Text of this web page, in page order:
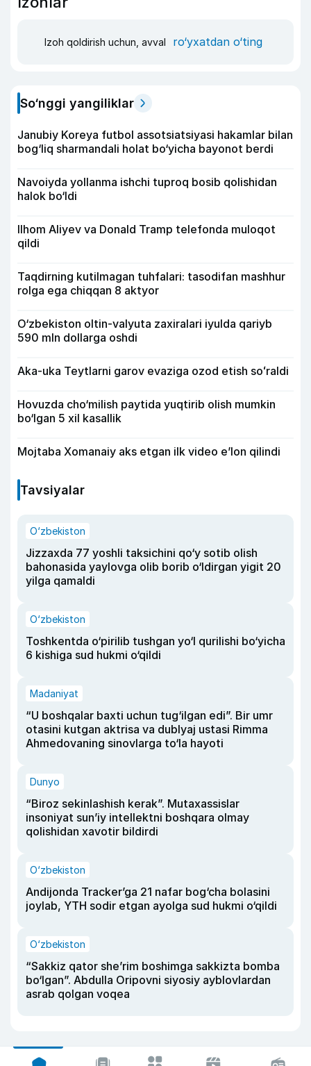
Izoh qoldirish uchun, avval ro‘yxatdan o‘ting
So‘nggi yangiliklar
Janubiy Koreya futbol assotsiatsiyasi hakamlar bilan
bog‘liq sharmandali holat bo‘yicha bayonot berdi
Navoiyda yollanma ishchi tuproq bosib qolishidan
halok bo‘ldi
Ilhom Aliyev va Donald Tramp telefonda muloqot
qildi
Taqdirning kutilmagan tuhfalari: tasodifan mashhur
rolga ega chiqqan 8 aktyor
O‘zbekiston oltin-valyuta zaxiralari iyulda qariyb
590 mln dollarga oshdi
Aka-uka Teytlarni garov evaziga ozod etish soʻraldi
Hovuzda cho‘milish paytida yuqtirib olish mumkin
bo‘lgan 5 xil kasallik
Mojtaba Xomanaiy aks etgan ilk video e’lon qilindi
Tavsiyalar
O‘zbekiston
Jizzaxda 77 yoshli taksichini qo‘y sotib olish
bahonasida yaylovga olib borib o‘ldirgan yigit 20
yilga qamaldi
O‘zbekiston
Toshkentda o‘pirilib tushgan yo‘l qurilishi bo‘yicha
6 kishiga sud hukmi o‘qildi
Madaniyat
“U boshqalar baxti uchun tug‘ilgan edi”. Bir umr
otasini kutgan aktrisa va dublyaj ustasi Rimma
Ahmedovaning sinovlarga to‘la hayoti
Dunyo
“Biroz sekinlashish kerak”. Mutaxassislar
insoniyat sun’iy intellektni boshqara olmay
qolishidan xavotir bildirdi
O‘zbekiston
Andijonda Tracker’ga 21 nafar bog‘cha bolasini
joylab, YTH sodir etgan ayolga sud hukmi o‘qildi
O‘zbekiston
“Sakkiz qator she’rim boshimga sakkizta bomba
bo‘lgan”. Abdulla Oripovni siyosiy ayblovlardan
asrab qolgan voqea